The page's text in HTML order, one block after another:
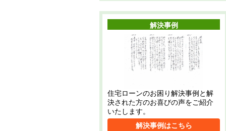
解決事例
住宅ローンのお困り解決事例と解
決された方のお喜びの声をご紹介
いたします。
解決事例はこちら